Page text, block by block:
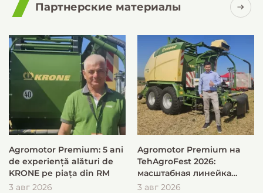
Партнерские материалы
Agromotor Premium: 5 ani
de experiență alături de
KRONE pe piața din RM
3 авг 2026
Agromotor Premium на
TehAgroFest 2026:
масштабная линейка
KRONE для быстрой и
3 авг 2026